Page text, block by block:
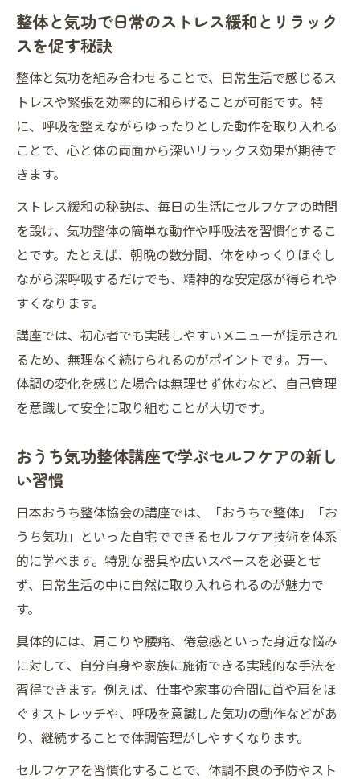
策
心身を整える気功整体セルフケアのポイン
おうち気功整体がサポートする毎日の健康
管理
気功整体スクールで得る安心のサポート力
信頼できる講師と気功の学びがもたらす安
心感
スクール卒業生が語る気功整体学習のサポ
ート例
気功整体スクールで身につく実践力とサポ
ート内容
学びやすい環境で安心して気功整体を習得
する方法
気功整体の好転反応を正しく理解するため
整体と気功の好転反応と危険サインの見分
け方
安全におうち整体を実践するための注意ポ
イント
本
好転反応時に心がけたいセルフケアと相談
先
日常に気功を活かす学び方と習得の秘訣
気功整体を日常で活かすための習得ステッ
プ
整体と気功で日常のストレス緩和とリラック
スを促す秘訣
整体と気功を組み合わせることで、日常生活で感じるス
トレスや緊張を効率的に和らげることが可能です。特
に、呼吸を整えながらゆったりとした動作を取り入れる
ことで、心と体の両面から深いリラックス効果が期待で
きます。
ストレス緩和の秘訣は、毎日の生活にセルフケアの時間
を設け、気功整体の簡単な動作や呼吸法を習慣化するこ
とです。たとえば、朝晩の数分間、体をゆっくりほぐし
ながら深呼吸するだけでも、精神的な安定感が得られや
すくなります。
講座では、初心者でも実践しやすいメニューが提示され
るため、無理なく続けられるのがポイントです。万一、
体調の変化を感じた場合は無理せず休むなど、自己管理
を意識して安全に取り組むことが大切です。
おうち気功整体講座で学ぶセルフケアの新し
い習慣
日本おうち整体協会の講座では、「おうちで整体」「お
うち気功」といった自宅でできるセルフケア技術を体系
的に学べます。特別な器具や広いスペースを必要とせ
ず、日常生活の中に自然に取り入れられるのが魅力で
す。
具体的には、肩こりや腰痛、倦怠感といった身近な悩み
に対して、自分自身や家族に施術できる実践的な手法を
習得できます。例えば、仕事や家事の合間に首や肩をほ
ぐすストレッチや、呼吸を意識した気功の動作などがあ
り、継続することで体調管理がしやすくなります。
セルフケアを習慣化することで、体調不良の予防やスト